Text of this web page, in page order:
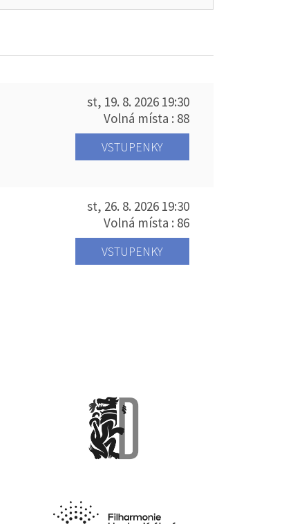
st, 19. 8. 2026 19:30
Volná místa : 88
VSTUPENKY
st, 26. 8. 2026 19:30
Volná místa : 86
VSTUPENKY